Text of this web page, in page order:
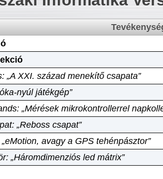
„A XXI. század menekítő csapata”
nyúl játékgép”
„Mérések mikrokontrollerrel
„Reboss csapat”
avagy a GPS tehénpásztor”
„Háromdimenziós led mátrix”